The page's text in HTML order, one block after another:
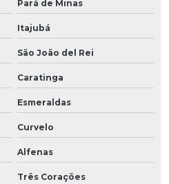
Pará de Minas
Itajubá
São João del Rei
Caratinga
Esmeraldas
Curvelo
Alfenas
Três Corações